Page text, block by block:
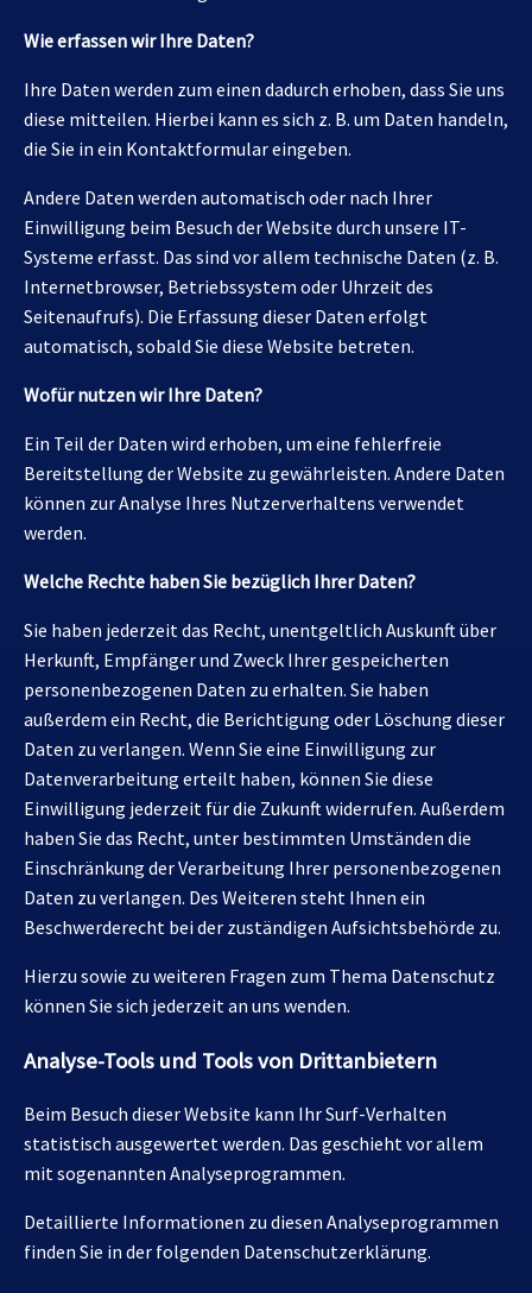
Wie erfassen wir Ihre Daten?
Ihre Daten werden zum einen dadurch erhoben, dass Sie uns
diese mitteilen. Hierbei kann es sich z. B. um Daten handeln,
die Sie in ein Kontaktformular eingeben.
Andere Daten werden automatisch oder nach Ihrer
Einwilligung beim Besuch der Website durch unsere IT-
Systeme erfasst. Das sind vor allem technische Daten (z. B.
Internetbrowser, Betriebssystem oder Uhrzeit des
Seitenaufrufs). Die Erfassung dieser Daten erfolgt
automatisch, sobald Sie diese Website betreten.
Wofür nutzen wir Ihre Daten?
Ein Teil der Daten wird erhoben, um eine fehlerfreie
Bereitstellung der Website zu gewährleisten. Andere Daten
können zur Analyse Ihres Nutzerverhaltens verwendet
werden.
Welche Rechte haben Sie bezüglich Ihrer Daten?
Sie haben jederzeit das Recht, unentgeltlich Auskunft über
Herkunft, Empfänger und Zweck Ihrer gespeicherten
personenbezogenen Daten zu erhalten. Sie haben
außerdem ein Recht, die Berichtigung oder Löschung dieser
Daten zu verlangen. Wenn Sie eine Einwilligung zur
Datenverarbeitung erteilt haben, können Sie diese
Einwilligung jederzeit für die Zukunft widerrufen. Außerdem
haben Sie das Recht, unter bestimmten Umständen die
Einschränkung der Verarbeitung Ihrer personenbezogenen
Daten zu verlangen. Des Weiteren steht Ihnen ein
Beschwerderecht bei der zuständigen Aufsichtsbehörde zu.
Hierzu sowie zu weiteren Fragen zum Thema Datenschutz
können Sie sich jederzeit an uns wenden.
Analyse-Tools und Tools von Dritt­anbietern
Beim Besuch dieser Website kann Ihr Surf-Verhalten
statistisch ausgewertet werden. Das geschieht vor allem
mit sogenannten Analyseprogrammen.
Detaillierte Informationen zu diesen Analyseprogrammen
finden Sie in der folgenden Datenschutzerklärung.